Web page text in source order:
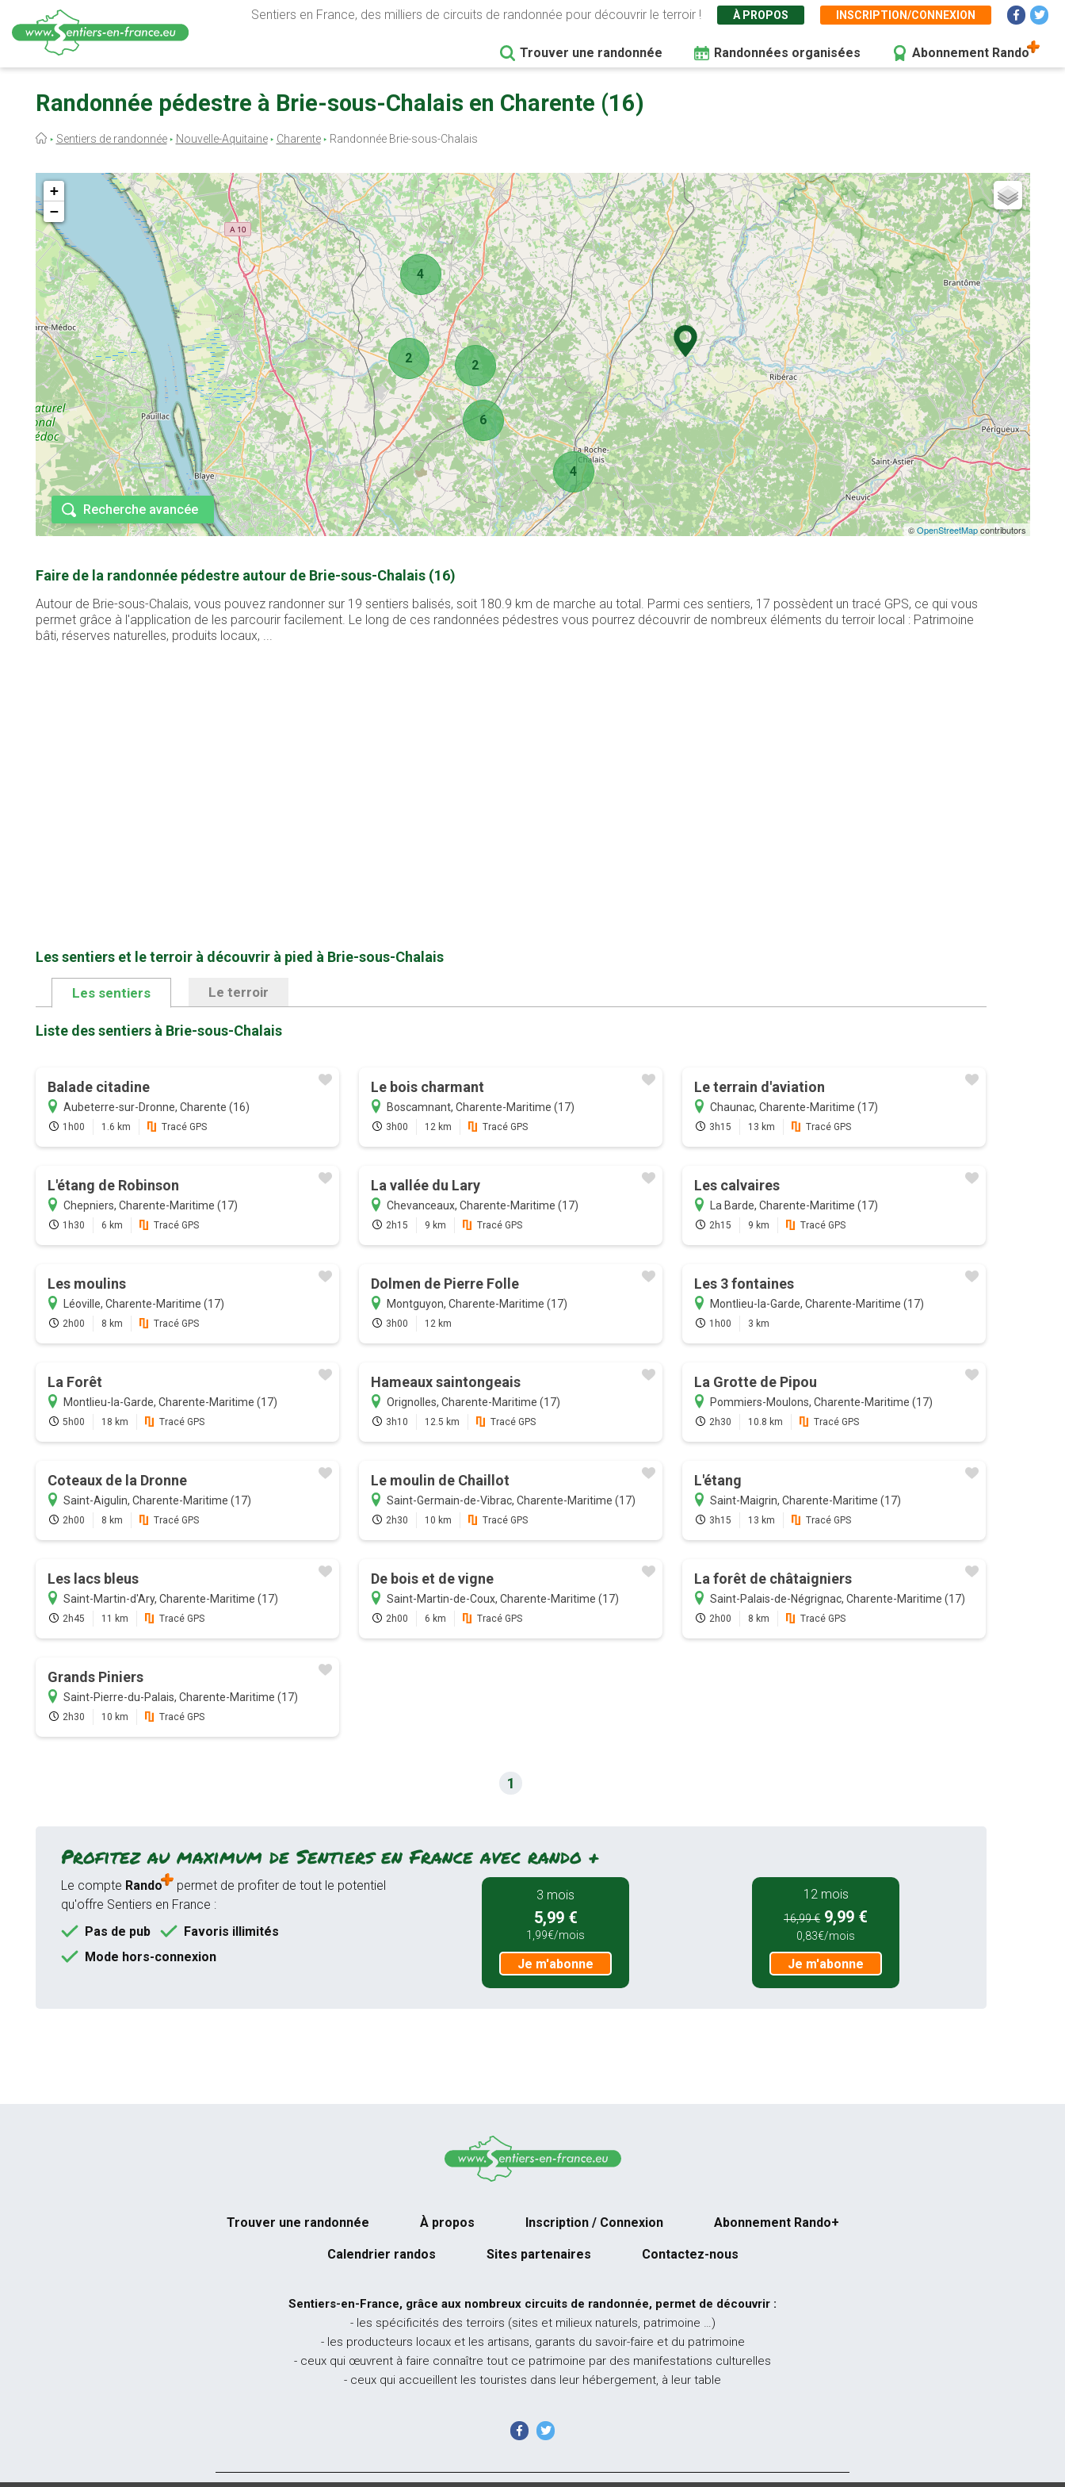
contenu
Sentiers en France, des milliers de circuits de randonnée pour découvrir le terroir ! À PROPOS INSCRIPTION/CONNEXION
Trouver une randonnée Randonnées organisées Abonnement Rando
Randonnée pédestre à Brie-sous-Chalais en Charente (16)
Fil
Sentiers de randonnée Nouvelle-Aquitaine Charente Randonnée Brie-sous-Chalais
2
4
2
6
4
+
−
©OpenStreetMapcontributors
Recherche avancée
Faire de la randonnée pédestre autour de Brie-sous-Chalais (16)
Autour de Brie-sous-Chalais, vous pouvez randonner sur 19 sentiers balisés, soit 180.9 km de marche au total. Parmi ces sentiers, 17 possèdent un tracé GPS, ce qui vous
permet grâce à l'application de les parcourir facilement. Le long de ces randonnées pédestres vous pourrez découvrir de nombreux éléments du terroir local : Patrimoine
bâti, réserves naturelles, produits locaux, ...
Les sentiers et le terroir à découvrir à pied à Brie-sous-Chalais
Les sentiers Le terroir
Liste des sentiers à Brie-sous-Chalais
Balade citadine
Aubeterre-sur-Dronne, Charente (16)
1h00 1.6 km Tracé GPS
Le bois charmant
Boscamnant, Charente-Maritime (17)
3h00 12 km Tracé GPS
Le terrain d'aviation
Chaunac, Charente-Maritime (17)
3h15 13 km Tracé GPS
L'étang de Robinson
Chepniers, Charente-Maritime (17)
1h30 6 km Tracé GPS
La vallée du Lary
Chevanceaux, Charente-Maritime (17)
2h15 9 km Tracé GPS
Les calvaires
La Barde, Charente-Maritime (17)
2h15 9 km Tracé GPS
Les moulins
Léoville, Charente-Maritime (17)
2h00 8 km Tracé GPS
Dolmen de Pierre Folle
Montguyon, Charente-Maritime (17)
3h00 12 km
Les 3 fontaines
Montlieu-la-Garde, Charente-Maritime (17)
1h00 3 km
La Forêt
Montlieu-la-Garde, Charente-Maritime (17)
5h00 18 km Tracé GPS
Hameaux saintongeais
Orignolles, Charente-Maritime (17)
3h10 12.5 km Tracé GPS
La Grotte de Pipou
Pommiers-Moulons, Charente-Maritime (17)
2h30 10.8 km Tracé GPS
Coteaux de la Dronne
Saint-Aigulin, Charente-Maritime (17)
2h00 8 km Tracé GPS
Le moulin de Chaillot
Saint-Germain-de-Vibrac, Charente-Maritime (17)
2h30 10 km Tracé GPS
L'étang
Saint-Maigrin, Charente-Maritime (17)
3h15 13 km Tracé GPS
Les lacs bleus
Saint-Martin-d'Ary, Charente-Maritime (17)
2h45 11 km Tracé GPS
De bois et de vigne
Saint-Martin-de-Coux, Charente-Maritime (17)
2h00 6 km Tracé GPS
La forêt de châtaigniers
Saint-Palais-de-Négrignac, Charente-Maritime (17)
2h00 8 km Tracé GPS
Grands Piniers
Saint-Pierre-du-Palais, Charente-Maritime (17)
2h30 10 km Tracé GPS
1
Profitez au maximum de Sentiers en France avec rando +
Le compte Rando
permet de profiter de tout le potentiel
qu'offre Sentiers en France :
Pas de pub
Favoris illimités
Mode hors-connexion
3 mois
5,99 €
1,99€/mois
Je m'abonne
12 mois
16,99 € 9,99 €
0,83€/mois
Je m'abonne
Trouver une randonnée À propos Inscription / Connexion Abonnement Rando+
Calendrier randos Sites partenaires Contactez-nous
Sentiers-en-France, grâce aux nombreux circuits de randonnée, permet de découvrir :
- les spécificités des terroirs (sites et milieux naturels, patrimoine …)
- les producteurs locaux et les artisans, garants du savoir-faire et du patrimoine
- ceux qui œuvrent à faire connaître tout ce patrimoine par des manifestations culturelles
- ceux qui accueillent les touristes dans leur hébergement, à leur table